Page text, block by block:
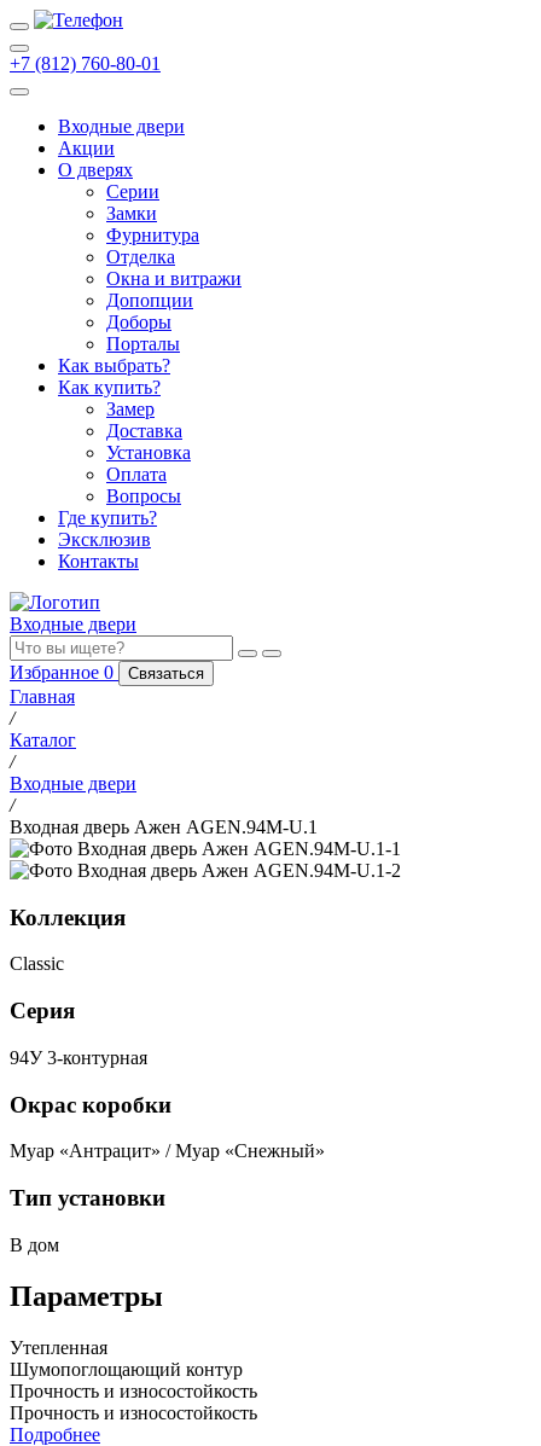
+7 (812) 760-80-01
Входные двери
Акции
О дверях
Cерии
Замки
Фурнитура
Отделка
Окна и витражи
Допопции
Доборы
Порталы
Как выбрать?
Как купить?
Замер
Доставка
Установка
Оплата
Вопросы
Где купить?
Эксклюзив
Контакты
Входные двери
Избранное 0 Связаться
Главная
/
Каталог
/
Входные двери
/
Входная дверь Ажен AGEN.94M-U.1
Коллекция
Classic
Серия
94У 3-контурная
Окрас коробки
Муар «Антрацит» / Муар «Снежный»
Тип установки
В дом
Параметры
Утепленная
Шумопоглощающий контур
Прочность и износостойкость
Прочность и износостойкость
Подробнее